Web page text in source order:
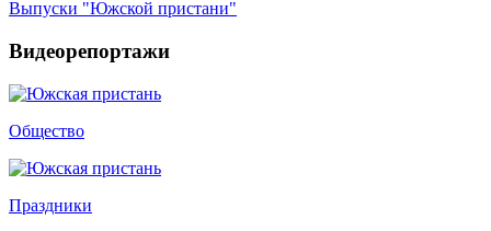
Выпуски "Южской пристани"
Видеорепортажи
Общество
Праздники